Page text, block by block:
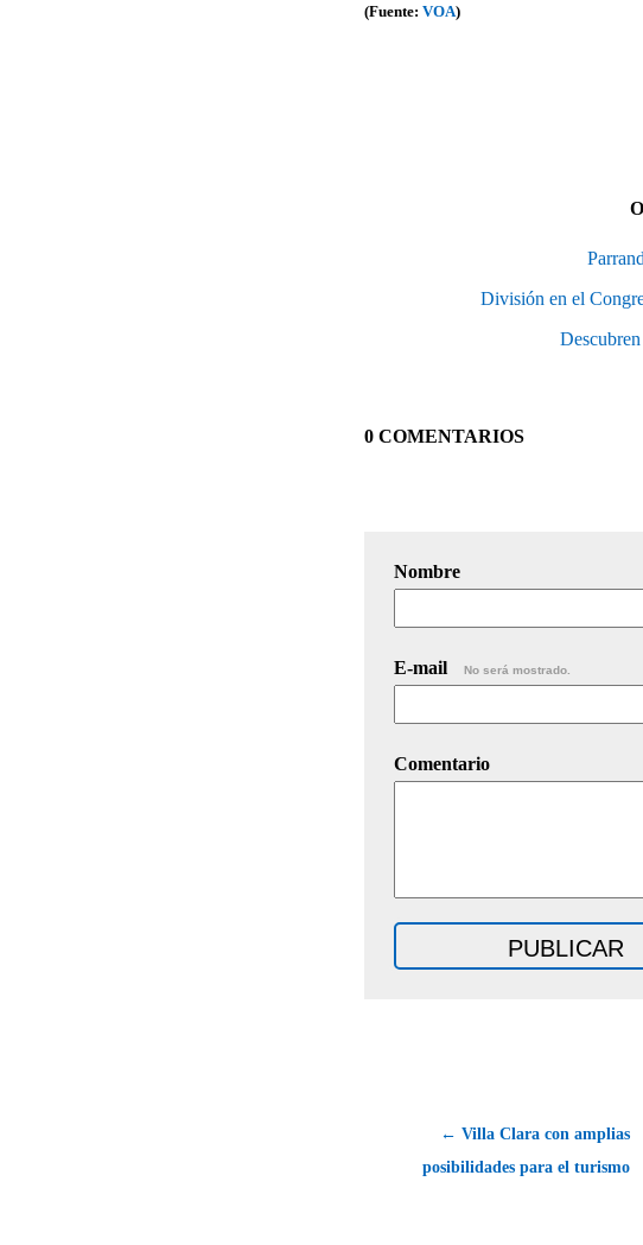
(Fuente: VOA)
División en el
0 COMENTARIOS
Nombre
E-mail No será mostrado.
Comentario
← Villa Clara con amplias
posibilidades para el turismo